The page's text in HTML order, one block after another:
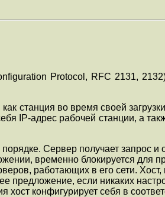
Protocol, RFC 2131,
станция во время своей
IP-адрес рабочей станции, а
Сервер получает запрос
временно блокируется для
работающих в его сети.
предложение, если никаких
конфигурирует себя в